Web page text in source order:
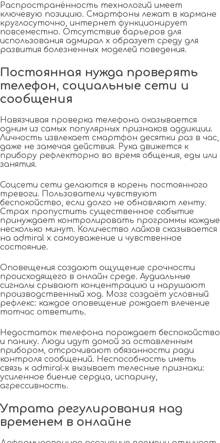
Распространённость технологий имеет
ключевую позицию. Смартфоны лежат в кармане
круглосуточно, интернет функционирует
повсеместно. Отсутствие барьеров для
использования адмирал х образует среду для
развития болезненных моделей поведения.
Постоянная нужда проверять
телефон, социальные сети и
сообщения
Навязчивая проверка телефона оказывается
одним из самых популярных признаков аддикции.
Личность извлекает смартфон десятки раз в час,
даже не замечая действия. Рука движется к
прибору рефлекторно во время общения, еды или
занятия.
Соцсети сети делаются в корень постоянного
тревоги. Пользователи чувствуют
беспокойство, если долго не обновляют ленту.
Страх пропустить существенное событие
принуждает контролировать программы каждые
несколько минут. Количество лайков сказывается
на admiral x самоуважение и чувственное
состояние.
Оповещения создают ощущение срочности
происходящего в онлайн среде. Аудиальные
сигналы срывают концентрацию и нарушают
производственный ход. Мозг создаёт условный
рефлекс: каждое оповещение рождает влечение
тотчас ответить.
Недостаток телефона порождает беспокойство
и панику. Люди идут домой за оставленным
прибором, отсрочивают обязанности ради
контроля сообщений. Неспособность иметь
связь к admiral-x вызывает телесные признаки:
усиленное биение сердца, испарину,
агрессивность.
Утрата регулирования над
временем в онлайне